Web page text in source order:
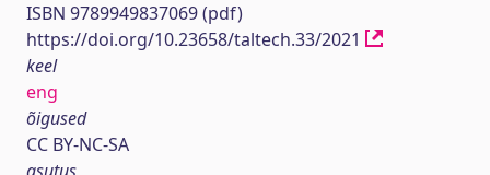
ISBN 9789949837069 (pdf)
https://doi.org/10.23658/taltech.33/2021
keel
eng
õigused
CC BY-NC-SA